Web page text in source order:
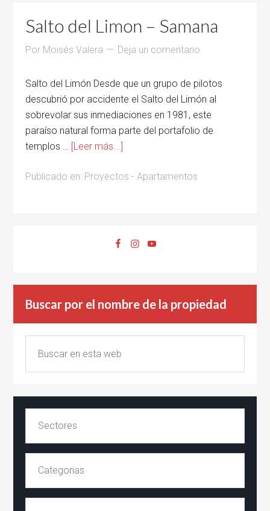
Salto del Limon – Samana
Por Moisés Valera Deja un comentario
Salto del Limón Desde que un grupo de pilotos
descubrió por accidente el Salto del Limón al
sobrevolar sus inmediaciones en 1981, este
paraíso natural forma parte del portafolio de
templos … [Leer más...]
Publicado en: Proyectos - Apartamentos
Buscar por el nombre de la propiedad